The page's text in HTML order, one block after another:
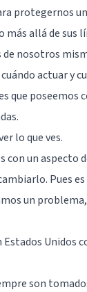
protegernos
más allá de sus
nosotros
actuar y
que poseemos
lo que ves.
un aspecto
Pues
un
Unidos
son